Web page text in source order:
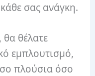
σας ανάγκη.
θέλατε
εμπλουτισμό,
πλούσια όσο